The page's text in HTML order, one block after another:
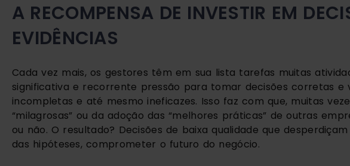
A RECOMPENSA DE INVESTIR EM
EVIDÊNCIAS
Cada vez mais, os gestores têm em sua lista tarefas muitas
significativa e recorrente pressão para tomar decisões corretas e
incompletas e até mesmo ineficazes. Isso faz com que, muitas
“milagrosas” ou da adoção das “melhores práticas” de outras
ou não. O resultado? Decisões de baixa qualidade que
das hipóteses, comprometer o futuro do negócio.